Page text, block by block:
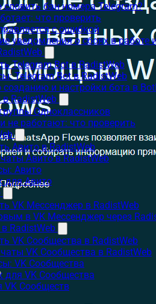
бан номера Telegram?
что проверить
с ошибкой
уведомления о сбоях в работе
Telegram Bot в RadistWeb
Telegram Bot в RadistWeb
созданию и настройки бота в
RadistWeb
Одноклассников
не работают: что проверить
Авито в RadistWeb
Авито в RadistWeb
Авито
для Авито
VK Мессенджер в RadistWeb
в VK Мессенджер через
RadistWeb
VK Сообщества в RadistWeb
VK Сообщества в RadistWeb
VK Сообщества
для VK Сообщества
VK Сообществ